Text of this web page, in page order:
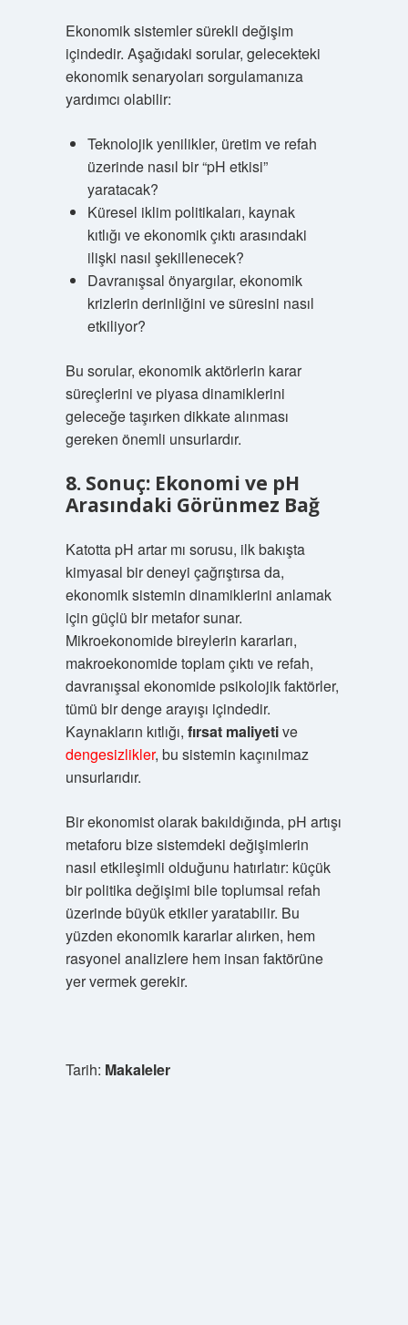
Ekonomik sistemler sürekli değişim
içindedir. Aşağıdaki sorular, gelecekteki
ekonomik senaryoları sorgulamanıza
yardımcı olabilir:
Teknolojik yenilikler, üretim ve refah
üzerinde nasıl bir “pH etkisi”
yaratacak?
Küresel iklim politikaları, kaynak
kıtlığı ve ekonomik çıktı arasındaki
ilişki nasıl şekillenecek?
Davranışsal önyargılar, ekonomik
krizlerin derinliğini ve süresini nasıl
etkiliyor?
Bu sorular, ekonomik aktörlerin karar
süreçlerini ve piyasa dinamiklerini
geleceğe taşırken dikkate alınması
gereken önemli unsurlardır.
8. Sonuç: Ekonomi ve pH
Arasındaki Görünmez Bağ
Katotta pH artar mı sorusu, ilk bakışta
kimyasal bir deneyi çağrıştırsa da,
ekonomik sistemin dinamiklerini anlamak
için güçlü bir metafor sunar.
Mikroekonomide bireylerin kararları,
makroekonomide toplam çıktı ve refah,
davranışsal ekonomide psikolojik faktörler,
tümü bir denge arayışı içindedir.
Kaynakların kıtlığı, fırsat maliyetive
dengesizlikler, bu sistemin kaçınılmaz
unsurlarıdır.
Bir ekonomist olarak bakıldığında, pH artışı
metaforu bize sistemdeki değişimlerin
nasıl etkileşimli olduğunu hatırlatır: küçük
bir politika değişimi bile toplumsal refah
üzerinde büyük etkiler yaratabilir. Bu
yüzden ekonomik kararlar alırken, hem
rasyonel analizlere hem insan faktörüne
yer vermek gerekir.
Tarih: Makaleler